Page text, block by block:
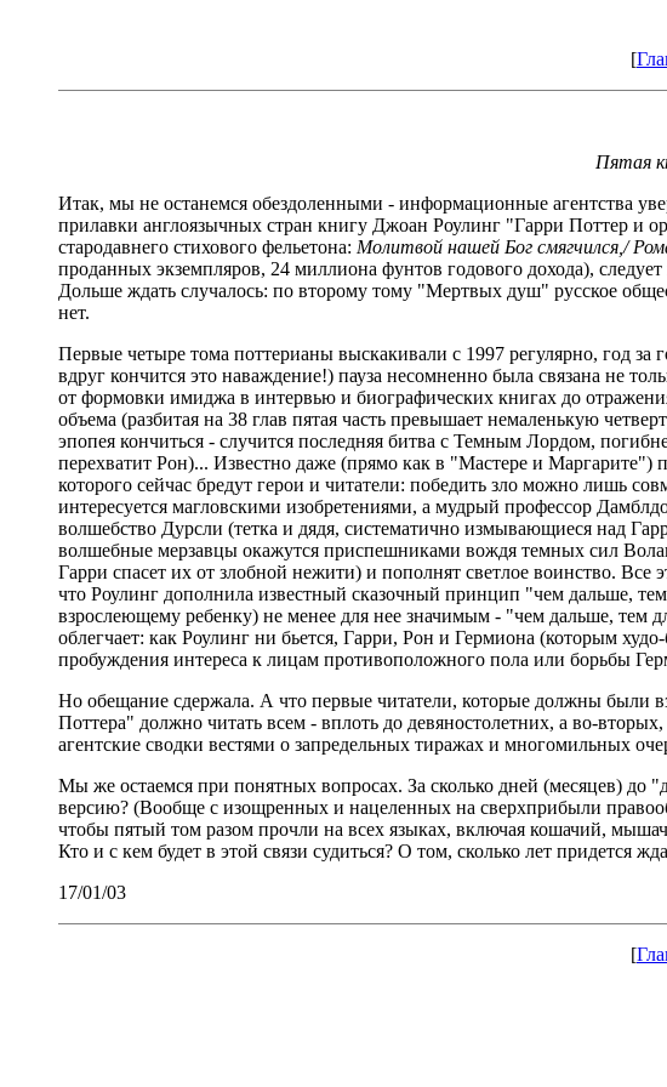
[
Пятая
Итак, мы не останемся обездоленными - информационные агентства
прилавки англоязычных стран книгу Джоан Роулинг "Гарри Поттер и
стародавнего стихового фельетона: Молитвой нашей Бог смягчился,/
проданных экземпляров, 24 миллиона фунтов годового дохода),
Дольше ждать случалось: по второму тому "Мертвых душ" русское
нет.
Первые четыре тома поттерианы выскакивали с 1997 регулярно, год за
вдруг кончится это наваждение!) пауза несомненно была связана не
от формовки имиджа в интервью и биографических книгах до
объема (разбитая на 38 глав пятая часть превышает немаленькую
эпопея кончиться - случится последняя битва с Темным Лордом,
перехватит Рон)... Известно даже (прямо как в "Мастере и
которого сейчас бредут герои и читатели: победить зло можно лишь
интересуется магловскими изобретениями, а мудрый профессор
волшебство Дурсли (тетка и дядя, систематично измывающиеся над
волшебные мерзавцы окажутся приспешниками вождя темных сил
Гарри спасет их от злобной нежити) и пополнят светлое воинство.
что Роулинг дополнила известный сказочный принцип "чем дальше,
взрослеющему ребенку) не менее для нее значимым - "чем дальше, тем
облегчает: как Роулинг ни бьется, Гарри, Рон и Гермиона (которым
пробуждения интереса к лицам противоположного пола или борьбы
Но обещание сдержала. А что первые читатели, которые должны были
Поттера" должно читать всем - вплоть до девяностолетних, а во-
агентские сводки вестями о запредельных тиражах и многомильных
Мы же остаемся при понятных вопросах. За сколько дней (месяцев) до
версию? (Вообще с изощренных и нацеленных на сверхприбыли
чтобы пятый том разом прочли на всех языках, включая кошачий,
Кто и с кем будет в этой связи судиться? О том, сколько лет придется
17/01/03
[